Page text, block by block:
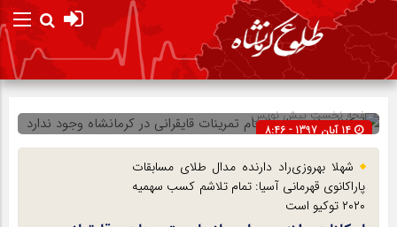
صفحه نخستپیش نویس
14 آبان 1397 - 8:46
شناسه : 10887
شهلا بهروزی‌راد دارنده مدال طلای مسابقات
پاراکانوی قهرمانی آسیا: تمام تلاشم کسب سهمیه
۲۰۲۰ توکیو است